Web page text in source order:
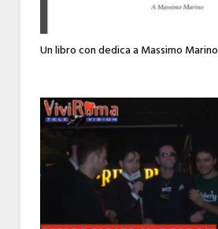
Un libro con dedica a Massimo Marino